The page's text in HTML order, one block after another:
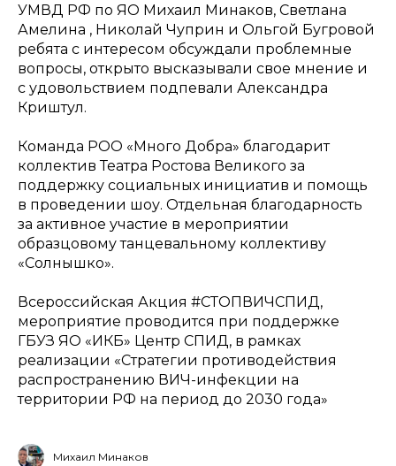
УМВД РФ по ЯО Михаил Минаков, Светлана
Амелина , Николай Чуприн и Ольгой Бугровой
ребята с интересом обсуждали проблемные
вопросы, открыто высказывали свое мнение и
с удовольствием подпевали Александра
Криштул.
Команда РОО «Много Добра» благодарит
коллектив Театра Ростова Великого за
поддержку социальных инициатив и помощь
в проведении шоу. Отдельная благодарность
за активное участие в мероприятии
образцовому танцевальному коллективу
«Солнышко».
Всероссийская Акция #СТОПВИЧСПИД,
мероприятие проводится при поддержке
ГБУЗ ЯО «ИКБ» Центр СПИД, в рамках
реализации «Стратегии противодействия
распространению ВИЧ-инфекции на
территории РФ на период до 2030 года»
Михаил Минаков